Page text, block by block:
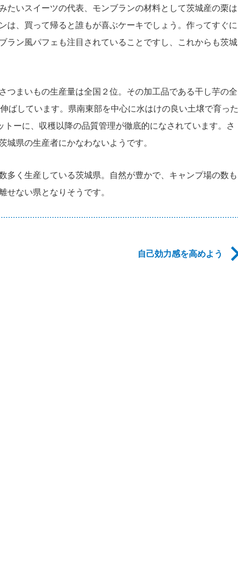
たいスイーツの代表、モンブランの材料として茨城産の栗は
は、買って帰ると誰もが喜ぶケーキでしょう。作ってすぐに
ラン風パフェも注目されていることですし、これからも茨城
つまいもの生産量は全国２位。その加工品である干し芋の全
ばしています。県南東部を中心に水はけの良い土壌で育った
ーに、収穫以降の品質管理が徹底的になされています。さ
県の生産者にかなわないようです。
く生産している茨城県。自然が豊かで、キャンプ場の数も
ない県となりそうです。
自己効力感を高めよう